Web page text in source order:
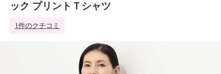
ック プリントＴシャツ
1件のクチコミ